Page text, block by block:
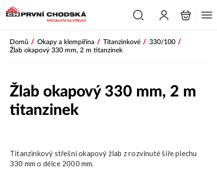
Domů / Okapy a klempířina / Titanzinkové / 330/100 /
Žlab okapový 330 mm, 2 m titanzinek
Žlab okapový 330 mm, 2 m
titanzinek
Titanzinkový střešní okapový žlab z rozvinuté šíře plechu
330 mm o délce 2000 mm.